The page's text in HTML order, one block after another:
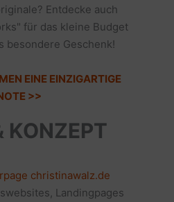
Entdecke auch
für das kleine Budget
besondere Geschenk!
EINE EINZIGARTIGE
>>
KONZEPT
Landingpages